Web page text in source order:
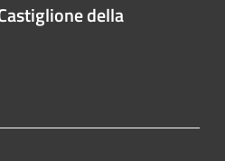
della